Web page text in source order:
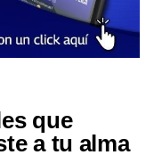
que
a tu alma